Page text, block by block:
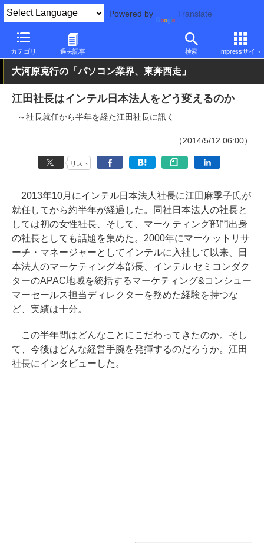
Powered by Translate
カテゴリ 過去記事 検索 Impressサイト
PC Watch 市場 動向
大河原克行の「パソコン業界、東奔西走」
江田社長はインテル日本法人をどう変えるのか
～社長就任から半年を経た江田社長に訊く
（2014/5/12 06:00）
リスト
2013年10月にインテル日本法人社長に江田麻季子氏が
就任してから約半年が経過した。同社日本法人の社長と
しては初の女性社長、そして、マーケティング部門出身
の社長としても話題を集めた。2000年にマーケットリサ
ーチ・マネージャーとしてインテルに入社して以来、日
本法人のマーケティング本部長、インテル セミコンダク
ターのAPAC地域を統括するマーケティング&コンシュー
マーセールス担当ディレクターを務めた経験を持つな
ど、実績は十分。
この半年間はどんなことにこだわってきたのか。そし
て、今後はどんな経営手腕を発揮するのだろうか。江田
社長にインタビューした。